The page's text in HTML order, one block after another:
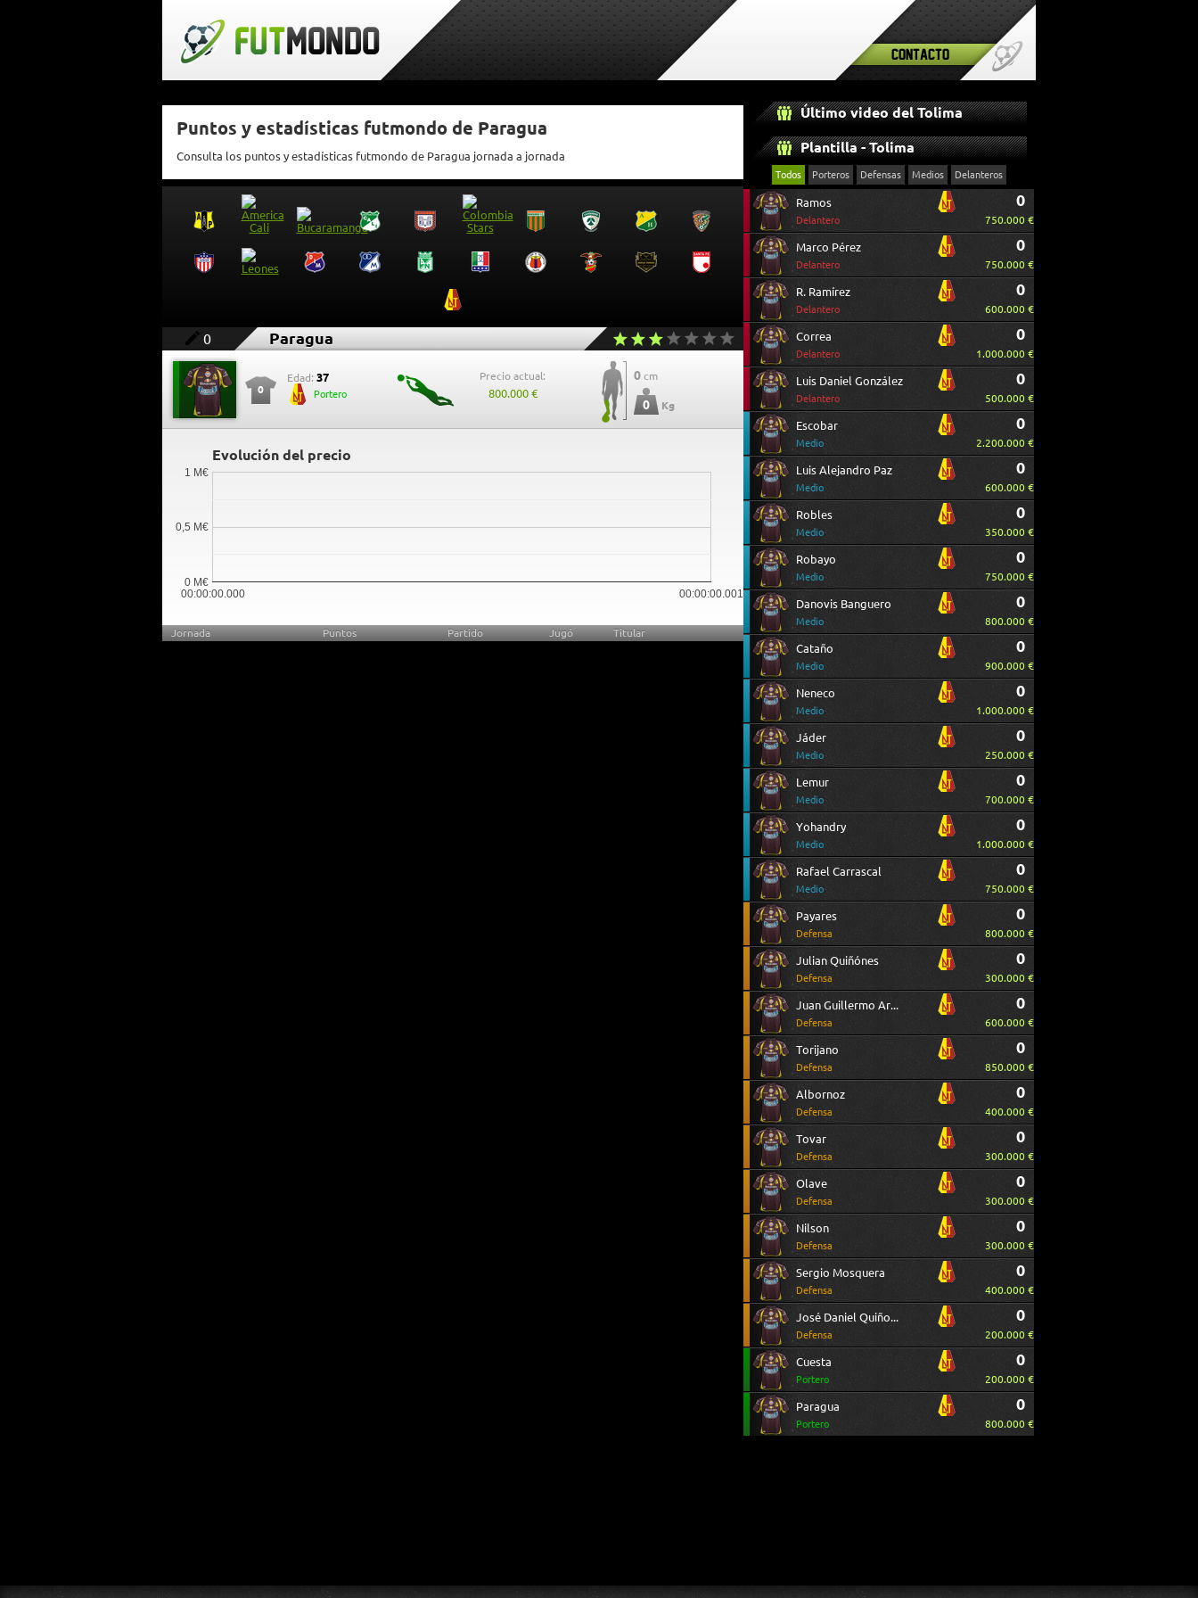
Contacto
Puntos y estadísticas futmondo de Paragua
Consulta los puntos y estadísticas futmondo de Paragua jornada a jornada
0 Paragua
0
Edad: 37
Portero
Precio actual:
800.000 €
0 cm
0 Kg
Evolución del precio
00:00:00.000 00:00:00.001
0 M€
0,5 M€
1 M€
Jornada Puntos Partido Jugó Titular
Último video del Tolima
Plantilla - Tolima
Todos Porteros Defensas Medios Delanteros
Ramos
Delantero
0
750.000 €
Marco Pérez
Delantero
0
750.000 €
R. Ramírez
Delantero
0
600.000 €
Correa
Delantero
0
1.000.000 €
Luis Daniel González
Delantero
0
500.000 €
Escobar
Medio
0
2.200.000 €
Luis Alejandro Paz
Medio
0
600.000 €
Robles
Medio
0
350.000 €
Robayo
Medio
0
750.000 €
Danovis Banguero
Medio
0
800.000 €
Cataño
Medio
0
900.000 €
Neneco
Medio
0
1.000.000 €
Jáder
Medio
0
250.000 €
Lemur
Medio
0
700.000 €
Yohandry
Medio
0
1.000.000 €
Rafael Carrascal
Medio
0
750.000 €
Payares
Defensa
0
800.000 €
Julian Quiñónes
Defensa
0
300.000 €
Juan Guillermo Arboleda
Defensa
0
600.000 €
Torijano
Defensa
0
850.000 €
Albornoz
Defensa
0
400.000 €
Tovar
Defensa
0
300.000 €
Olave
Defensa
0
300.000 €
Nilson
Defensa
0
300.000 €
Sergio Mosquera
Defensa
0
400.000 €
José Daniel Quiñones
Defensa
0
200.000 €
Cuesta
Portero
0
200.000 €
Paragua
Portero
0
800.000 €